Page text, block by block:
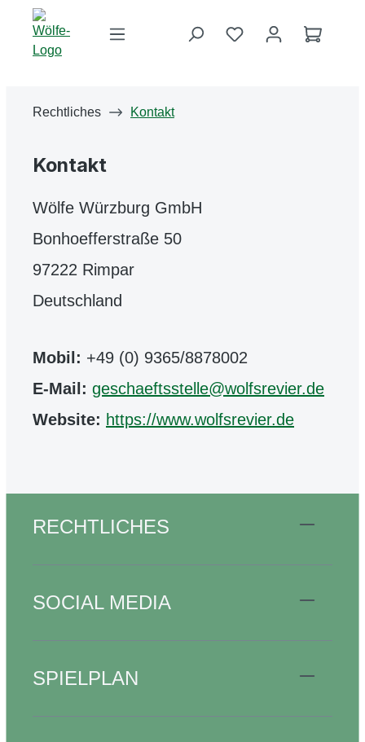
Zum Hauptinhalt springen
Du hast 0
Rechtliches Kontakt
Kontakt
Wölfe Würzburg GmbH
Bonhoefferstraße 50
97222 Rimpar
Deutschland
Mobil: +49 (0) 9365/8878002
E-Mail: geschaeftsstelle@wolfsrevier.de
Website: https://www.wolfsrevier.de
RECHTLICHES
SOCIAL MEDIA
SPIELPLAN